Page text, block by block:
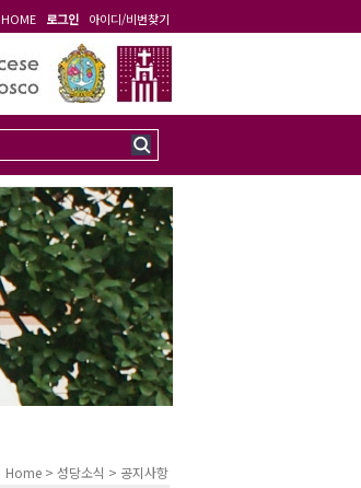
HOME 로그인 아이디/비번찾기
Home > 성당소식 > 공지사항